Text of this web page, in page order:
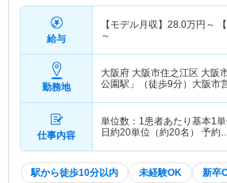
給与
【モデル月収】 28.0万円～
～
勤務地
大阪府 大阪市住之江区 大阪
公園駅」（徒歩9分）大阪市
仕事内容
単位数：1患者あたり基本1
日約20単位（約20名） 予約…
駅から徒歩10分以内 未経験OK 新卒